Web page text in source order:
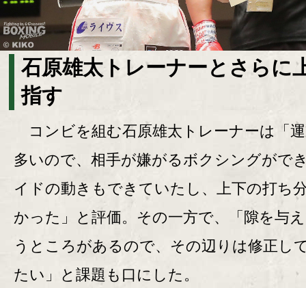
石原雄太トレーナーとさらに
指す
コンビを組む石原雄太トレーナーは「
多いので、相手が嫌がるボクシングがで
イドの動きもできていたし、上下の打ち
かった」と評価。その一方で、「隙を与
うところがあるので、その辺りは修正し
たい」と課題も口にした。